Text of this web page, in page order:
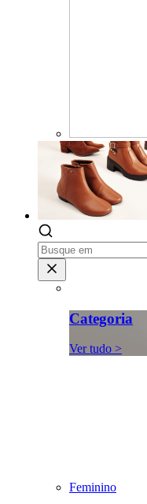
Categoria
Ver tudo >
Feminino